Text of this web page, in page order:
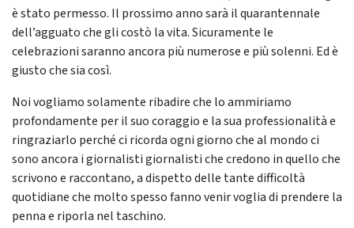
è stato permesso. Il prossimo anno sarà il quarantennale
dell’agguato che gli costò la vita. Sicuramente le
celebrazioni saranno ancora più numerose e più solenni. Ed è
giusto che sia così.
Noi vogliamo solamente ribadire che lo ammiriamo
profondamente per il suo coraggio e la sua professionalità e
ringraziarlo perché ci ricorda ogni giorno che al mondo ci
sono ancora i giornalisti giornalisti che credono in quello che
scrivono e raccontano, a dispetto delle tante difficoltà
quotidiane che molto spesso fanno venir voglia di prendere la
penna e riporla nel taschino.